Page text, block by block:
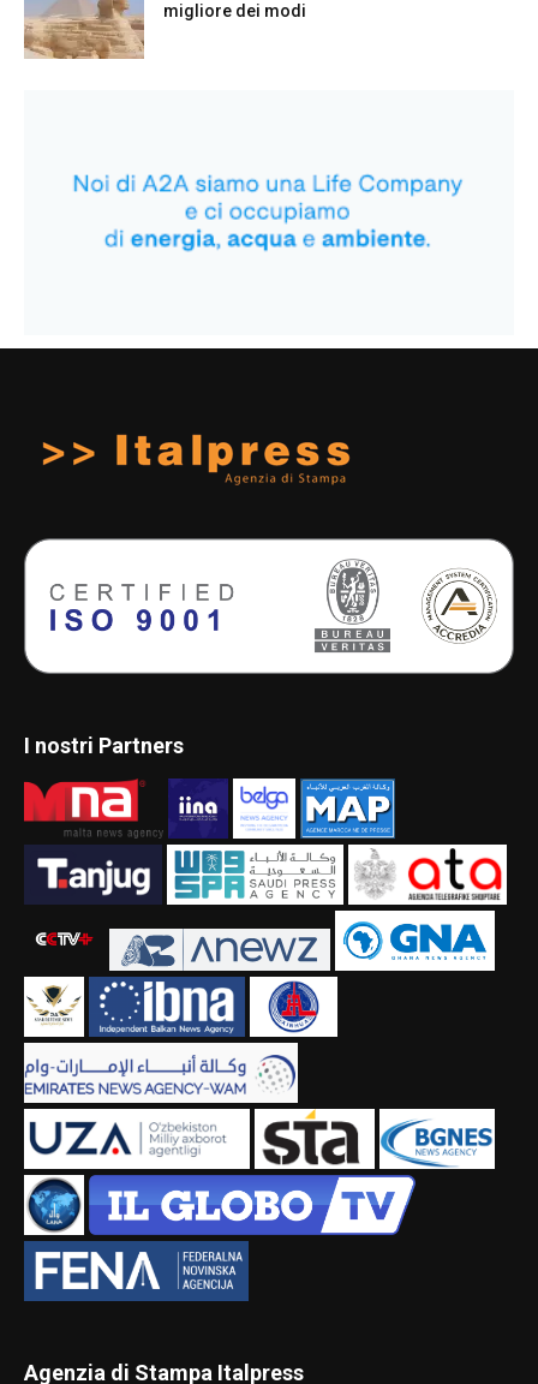
migliore dei modi
I nostri Partners
Agenzia di Stampa Italpress